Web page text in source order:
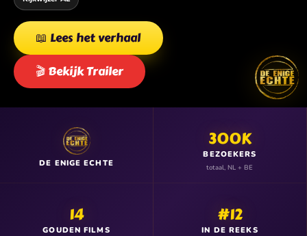
📖 Lees het verhaal
🎬 Bekijk Trailer
DE ENIGE ECHTE
300K
BEZOEKERS
totaal, NL + BE
14
GOUDEN FILMS
#12
IN DE REEKS